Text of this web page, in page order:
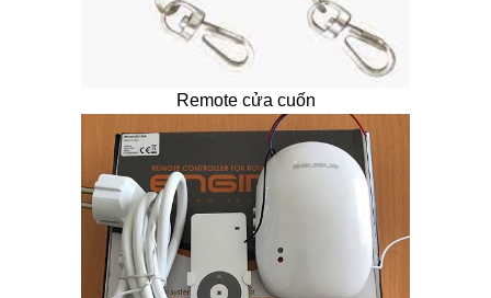
Remote cửa cuốn